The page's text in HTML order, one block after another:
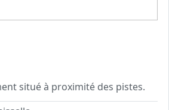
situé à proximité des pistes.